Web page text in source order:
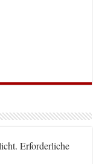
Erforderliche